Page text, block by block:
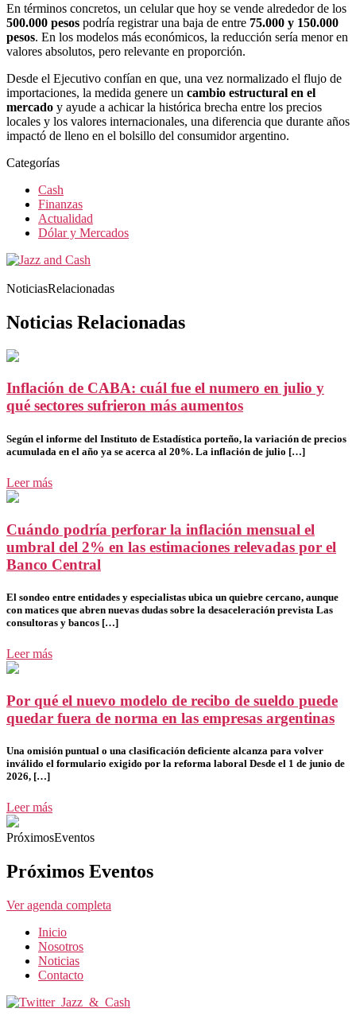
En términos concretos, un celular que hoy se vende alrededor de los
500.000 pesos podría registrar una baja de entre 75.000 y 150.000
pesos. En los modelos más económicos, la reducción sería menor en
valores absolutos, pero relevante en proporción.
Desde el Ejecutivo confían en que, una vez normalizado el flujo de
importaciones, la medida genere un cambio estructural en el
mercado y ayude a achicar la histórica brecha entre los precios
locales y los valores internacionales, una diferencia que durante años
impactó de lleno en el bolsillo del consumidor argentino.
Categorías
Cash
Finanzas
Actualidad
Dólar y Mercados
NoticiasRelacionadas
Noticias Relacionadas
Inflación de CABA: cuál fue el numero en julio y
qué sectores sufrieron más aumentos
Según el informe del Instituto de Estadística porteño, la variación de precios
acumulada en el año ya se acerca al 20%. La inflación de julio […]
Leer más
Cuándo podría perforar la inflación mensual el
umbral del 2% en las estimaciones relevadas por el
Banco Central
El sondeo entre entidades y especialistas ubica un quiebre cercano, aunque
con matices que abren nuevas dudas sobre la desaceleración prevista Las
consultoras y bancos […]
Leer más
Por qué el nuevo modelo de recibo de sueldo puede
quedar fuera de norma en las empresas argentinas
Una omisión puntual o una clasificación deficiente alcanza para volver
inválido el formulario exigido por la reforma laboral Desde el 1 de junio de
2026, […]
Leer más
PróximosEventos
Próximos Eventos
Ver agenda completa
Inicio
Nosotros
Noticias
Contacto